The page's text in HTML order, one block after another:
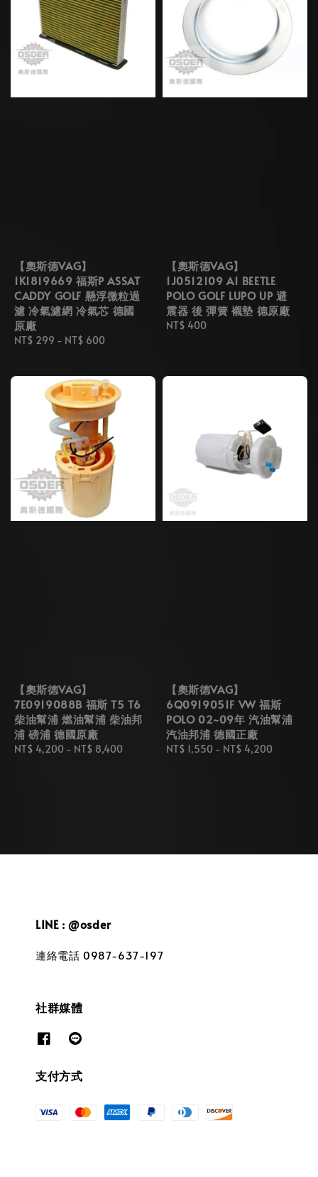
【奧斯德VAG】
1K1819669 福斯P ASSAT
CADDY GOLF 懸浮微粒過
濾 冷氣濾網 冷氣芯 德國
原廠
Regular
NT$ 299 - NT$ 600
【奧斯德VAG】
1J0512109 A1 BEETLE
POLO GOLF LUPO UP 避
震器 後 彈簧 襯墊 德原廠
Regular
NT$ 400
【奧斯德VAG】
7E0919088B 福斯 T5 T6
柴油幫浦 燃油幫浦 柴油邦
浦 磅浦 德國原廠
Regular
NT$ 4,200 - NT$ 8,400
【奧斯德VAG】
6Q0919051F VW 福斯
POLO 02~09年 汽油幫浦
汽油邦浦 德國正廠
Regular
NT$ 1,550 - NT$ 4,200
LINE : @osder
連絡電話 0987-637-197
社群媒體
支付方式